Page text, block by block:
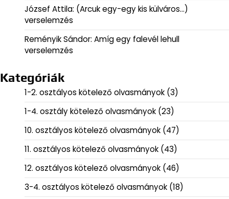
József Attila: (Arcuk egy-egy kis külváros…)
verselemzés
Reményik Sándor: Amíg egy falevél lehull
verselemzés
Kategóriák
1-2. osztályos kötelező olvasmányok (3)
1-4. osztály kötelező olvasmányok (23)
10. osztályos kötelező olvasmányok (47)
11. osztályos kötelező olvasmányok (43)
12. osztályos kötelező olvasmányok (46)
3-4. osztályos kötelező olvasmányok (18)